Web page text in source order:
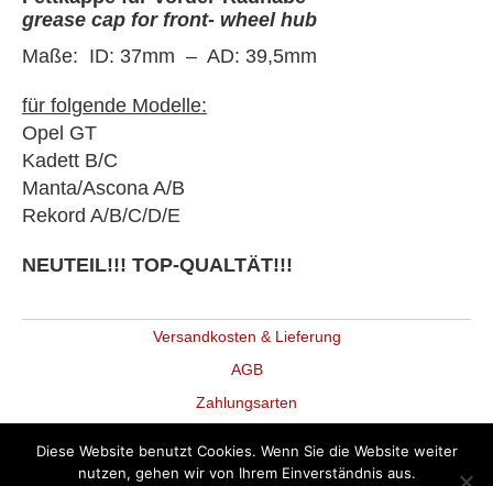
A/B
Rekord
-
Fettkappe
für
Menge
grease cap for front- wheel hub
Maße: ID: 37mm – AD: 39,5mm
für folgende Modelle:
Opel GT
Kadett B/C
Manta/Ascona A/B
Rekord A/B/C/D/E
NEUTEIL!!! TOP-QUALTÄT!!!
Versandkosten & Lieferung
AGB
Zahlungsarten
Widerruf
Diese Website benutzt Cookies. Wenn Sie die Website weiter
nutzen, gehen wir von Ihrem Einverständnis aus.